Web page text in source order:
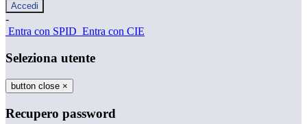
-
Entra con SPID Entra con CIE
Seleziona utente
button close ×
Recupero password